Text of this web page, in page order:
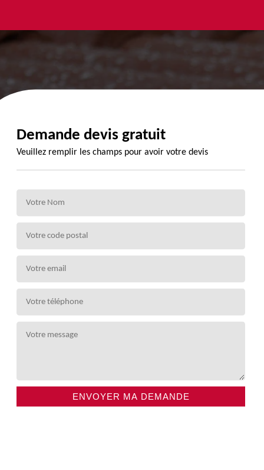
Demande devis gratuit
Veuillez remplir les champs pour avoir votre devis